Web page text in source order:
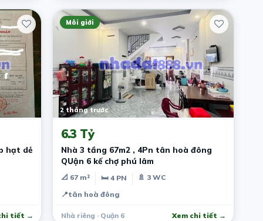
hạt dẻ
tiết →
Môi giới
2 tháng trước
6.3 Tỷ
Nhà 3 tầng 67m2 , 4Pn tân hoà đông
QUận 6 kế chợ phú lâm
📐 67 m² 🛏 4 PN
🚿 3 WC
📍tân hoà đông
Nhà riêng · Quận 6 Xem chi tiết →